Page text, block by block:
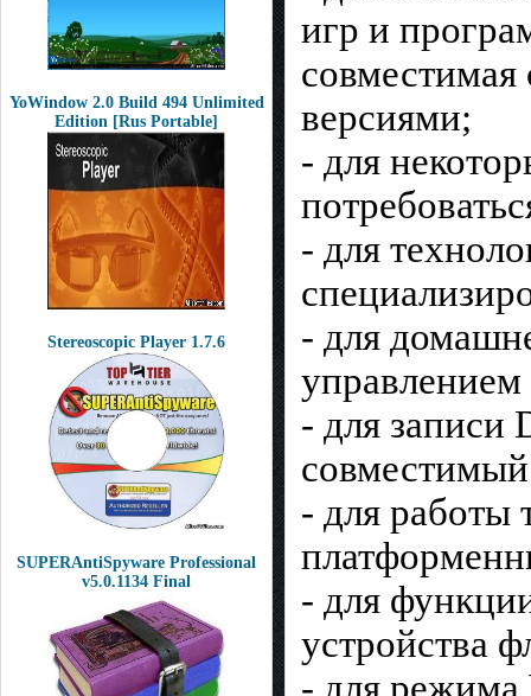
YoWindow 2.0 Build 494 Unlimited
Edition [Rus Portable]
Stereoscopic Player 1.7.6
SUPERAntiSpyware Professional
v5.0.1134 Final
игр и
версиями;
- для
- для
- для
- для записи
- для работы
- для
устройства